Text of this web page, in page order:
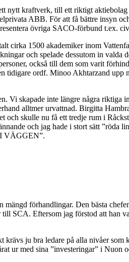
nytt kraftverk, till ett riktigt aktiebolag
ABB. För att få bättre insyn
övriga SACO-förbund t.ex.
cirka 1500 akademiker inom
och spelade dessutom in valda
också till dem som varit
tidigare ordf. Minoo Akhtarzand upp
Vi skapade inte längre några riktiga
alltmer urvattnad. Birgitta
och skulle nu få ett tredje rum i
och jag hade i stort sätt ”röda
I VÄGGEN”.
förhandlingar. Den bästa
SCA. Eftersom jag förstod att han
ju bra ledare på alla nivåer som
ur med sina ”investeringar” i Nuon